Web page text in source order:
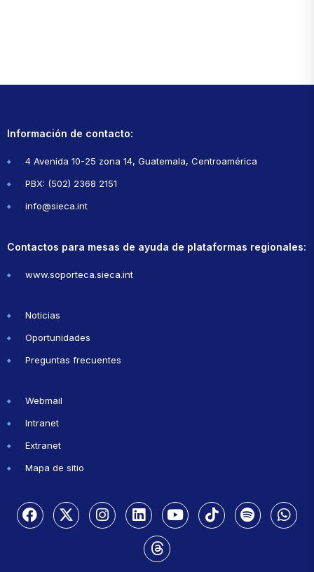
Información de contacto:
4 Avenida 10-25 zona 14, Guatemala, Centroamérica
PBX: (502) 2368 2151
info@sieca.int
Contactos para mesas de ayuda de plataformas regionales:
www.soporteca.sieca.int
Noticias
Oportunidades
Preguntas frecuentes
Webmail
Intranet
Extranet
Mapa de sitio